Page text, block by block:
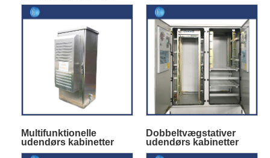
Multifunktionelle
udendørs kabinetter
Dobbeltvægstativer
udendørs kabinetter